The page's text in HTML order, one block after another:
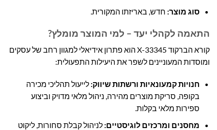
סוג מוצר: חדש, באריזתו המקורית.
התאמה לקהלי יעד – למי המוצר מומלץ?
קורא הברקוד X-33345 הוא פתרון אידיאלי למגוון רחב של עסקים
ומוסדות המעוניינים לשפר את היעילות התפעולית:
חנויות קמעונאיות ורשתות שיווק: לייעול תהליכי מכירה
בקופה, סריקת מוצרים מהירה, ניהול מלאי מדויק וביצוע
ספירות מלאי בקלות.
מחסנים ומרכזים לוגיסטיים: לניהול קבלת סחורות, ליקוט